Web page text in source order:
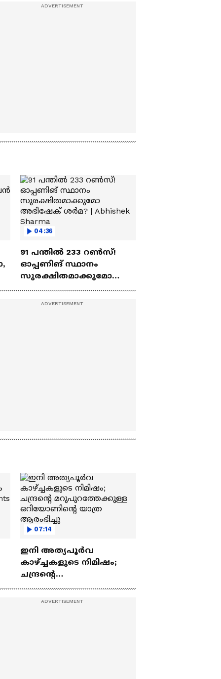
കേന്ദ്രങ്ങളിൽ വൻ
04:36
91 പന്തില്‍ 233 റണ്‍സ്!
ഓപ്പണിങ് സ്ഥാനം
സുരക്ഷിതമാക്കുമോ
അഭിഷേക് ശർമ? |
07:14
ഇനി അത്യപൂര്‍വ
കാഴ്ച്ചകളുടെ നിമിഷം;
ചന്ദ്രന്റെ